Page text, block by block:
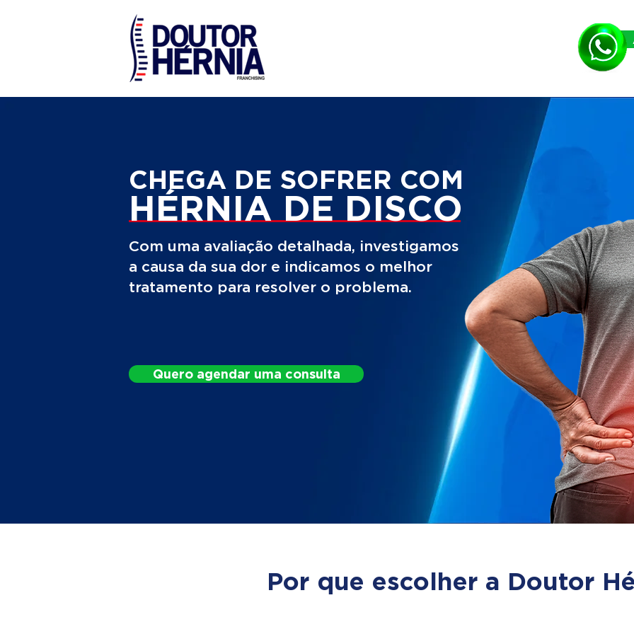
Com uma avaliação detalhada, investigamos
a causa da sua dor e indicamos o melhor
tratamento para resolver o problema.
CHEGA DE SOFRER COM
HÉRNIA DE DISCO
Quero agendar uma consulta
Por que escolher a Doutor